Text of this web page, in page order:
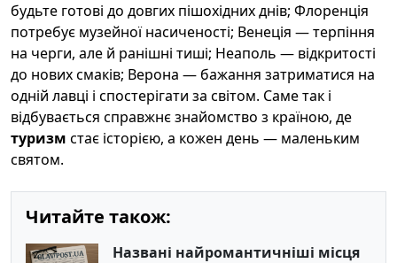
будьте готові до довгих пішохідних днів; Флоренція
потребує музейної насиченості; Венеція — терпіння
на черги, але й ранішні тиші; Неаполь — відкритості
до нових смаків; Верона — бажання затриматися на
одній лавці і спостерігати за світом. Саме так і
відбувається справжнє знайомство з країною, де
туризм стає історією, а кожен день — маленьким
святом.
Читайте також:
Названі найромантичніші місця